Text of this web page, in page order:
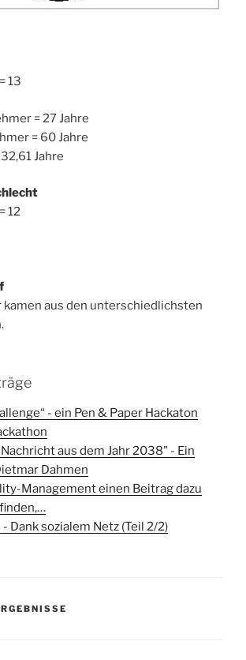
13
= 27 Jahre
= 60 Jahre
Jahre
12
kamen aus den unterschiedlichsten
- ein Pen & Paper Hackaton
aus dem Jahr 2038" - Ein
Dahmen
Management einen Beitrag dazu
Dank sozialem Netz (Teil 2/2)